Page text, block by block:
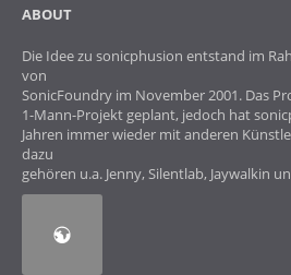
ABOUT
Die Idee zu sonicphusion entstand im
von
SonicFoundry im November 2001. Das
1-Mann-Projekt geplant, jedoch hat
Jahren immer wieder mit anderen
dazu
gehören u.a. Jenny, Silentlab, Jaywalkin